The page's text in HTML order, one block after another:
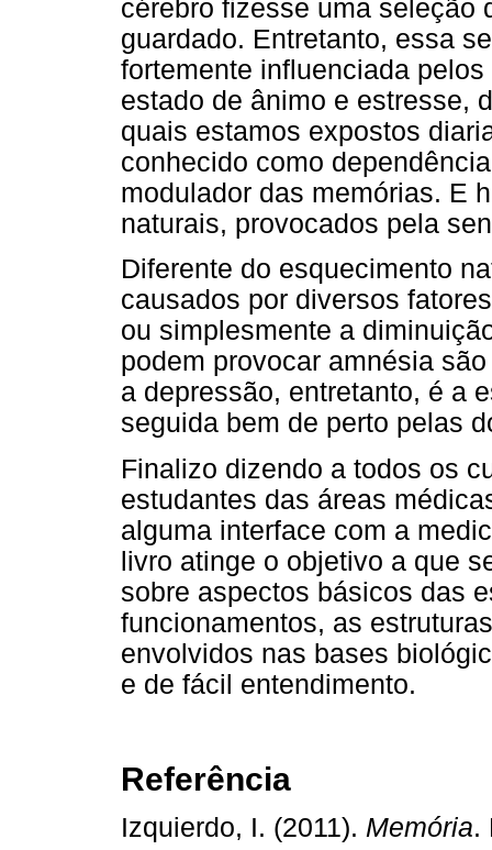
cérebro fizesse uma seleção
guardado. Entretanto, essa
fortemente influenciada
estado de ânimo e estresse,
quais estamos expostos
conhecido como
modulador das memórias. E
naturais, provocados pela
Diferente do esquecimento
causados por diversos
ou simplesmente a
podem provocar amnésia
a depressão, entretanto, é a
seguida bem de perto pelas
Finalizo dizendo a todos os
estudantes das áreas
alguma interface com a
livro atinge o objetivo a que
sobre aspectos básicos das
funcionamentos, as
envolvidos nas bases
e de fácil entendimento.
Referência
Izquierdo, I. (2011). Memória.